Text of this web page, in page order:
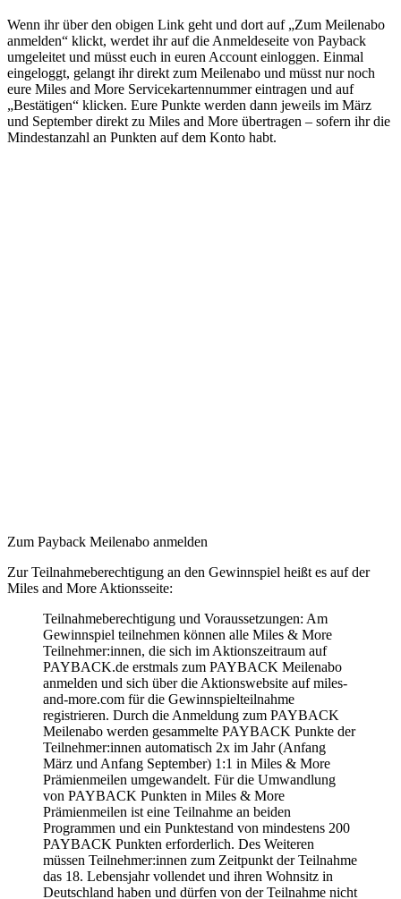
Wenn ihr über den obigen Link geht und dort auf „Zum Meilenabo
anmelden“ klickt, werdet ihr auf die Anmeldeseite von Payback
umgeleitet und müsst euch in euren Account einloggen. Einmal
eingeloggt, gelangt ihr direkt zum Meilenabo und müsst nur noch
eure Miles and More Servicekartennummer eintragen und auf
„Bestätigen“ klicken. Eure Punkte werden dann jeweils im März
und September direkt zu Miles and More übertragen – sofern ihr die
Mindestanzahl an Punkten auf dem Konto habt.
Zum Payback Meilenabo anmelden
Zur Teilnahmeberechtigung an den Gewinnspiel heißt es auf der
Miles and More Aktionsseite:
Teilnahmeberechtigung und Voraussetzungen: Am
Gewinnspiel teilnehmen können alle Miles & More
Teilnehmer:innen, die sich im Aktionszeitraum auf
PAYBACK.de erstmals zum PAYBACK Meilenabo
anmelden und sich über die Aktionswebsite auf miles-
and-more.com für die Gewinnspielteilnahme
registrieren. Durch die Anmeldung zum PAYBACK
Meilenabo werden gesammelte PAYBACK Punkte der
Teilnehmer:innen automatisch 2x im Jahr (Anfang
März und Anfang September) 1:1 in Miles & More
Prämienmeilen umgewandelt. Für die Umwandlung
von PAYBACK Punkten in Miles & More
Prämienmeilen ist eine Teilnahme an beiden
Programmen und ein Punktestand von mindestens 200
PAYBACK Punkten erforderlich. Des Weiteren
müssen Teilnehmer:innen zum Zeitpunkt der Teilnahme
das 18. Lebensjahr vollendet und ihren Wohnsitz in
Deutschland haben und dürfen von der Teilnahme nicht